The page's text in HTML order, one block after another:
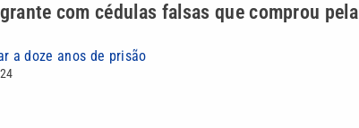
com cédulas falsas que comprou pela
a doze anos de prisão